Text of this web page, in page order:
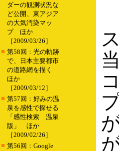
ダーの観測状況な
ど公開、東アジア
の大気汚染マッ
プ ほか
［2009/03/26］
■ 第58回：光の軌跡
で、日本主要都市
の道路網を描く
ほか
［2009/03/12］
■ 第57回：好みの温
泉を感性で探せる
「感性検索 温泉
版」 ほか
［2009/02/26］
■ 第56回：Google